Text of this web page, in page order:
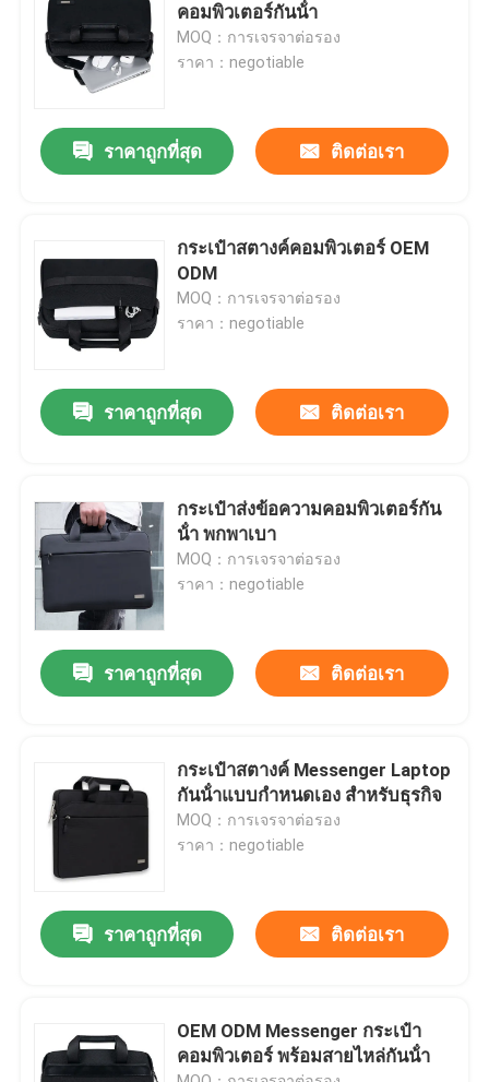
เกี่ยวกับเรา
รายชื่อผู้ติดต่อ
ผลิตภัณฑ์
กระเป๋าสะพายหลังคอมพิวเตอร์
กระเป๋าสตางค์ Messenger
กระเป๋าแล็ปท็อปสำหรับธุรกิจ
กระเป๋าสตางค์คอมพิวเตอร์
คอมพิวเตอร์กันน้ํา
MOQ：การเจรจาต่อรอง
ราคา：negotiable
ราคาถูกที่สุด ติดต่อเรา
กระเป๋าสตางค์คอมพิวเตอร์ OEM
ODM
MOQ：การเจรจาต่อรอง
ราคา：negotiable
ราคาถูกที่สุด ติดต่อเรา
กระเป๋าส่งข้อความคอมพิวเตอร์กัน
น้ํา พกพาเบา
MOQ：การเจรจาต่อรอง
ราคา：negotiable
ราคาถูกที่สุด ติดต่อเรา
กระเป๋าสตางค์ Messenger Laptop
กันน้ําแบบกําหนดเอง สําหรับธุรกิจ
MOQ：การเจรจาต่อรอง
ราคา：negotiable
ราคาถูกที่สุด ติดต่อเรา
OEM ODM Messenger กระเป๋า
คอมพิวเตอร์ พร้อมสายไหล่กันน้ํา